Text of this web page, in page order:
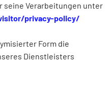
Verarbeitungen unter
privacy-policy/
Form die
Dienst­leisters